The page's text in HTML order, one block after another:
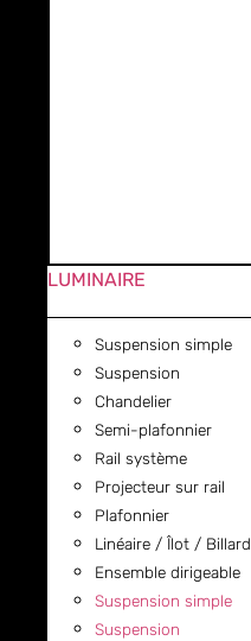
LUMINAIRE
Suspension simple
Suspension
Chandelier
Semi-plafonnier
Rail système
Projecteur sur rail
Plafonnier
Linéaire / Îlot / Billard
Ensemble dirigeable
Suspension simple
Suspension